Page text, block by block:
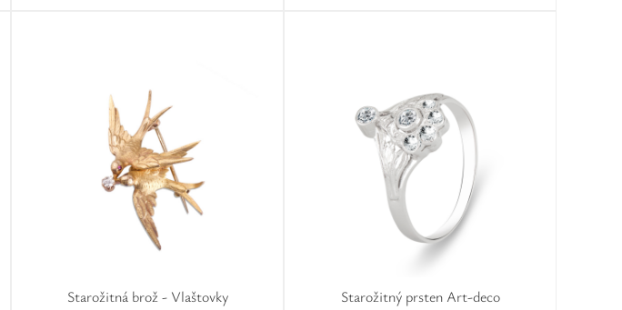
Starožitná brož - Vlaštovky Starožitný prsten Art-deco